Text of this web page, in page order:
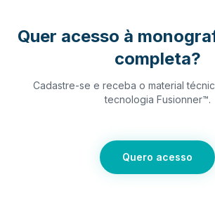
Quer acesso à
completa?
Cadastre-se e receba o material
tecnologia Fusionner™.
Quero acesso